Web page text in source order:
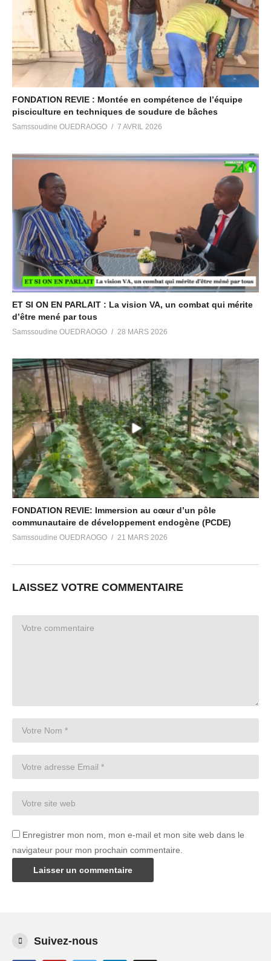
FONDATION REVIE : Montée en compétence de l’équipe
pisciculture en techniques de soudure de bâches
Samssoudine OUEDRAOGO 7 AVRIL 2026
ET SI ON EN PARLAIT : La vision VA, un combat qui mérite
d’être mené par tous
Samssoudine OUEDRAOGO 28 MARS 2026
FONDATION REVIE: Immersion au cœur d’un pôle
communautaire de développement endogène (PCDE)
Samssoudine OUEDRAOGO 21 MARS 2026
LAISSEZ VOTRE COMMENTAIRE
Enregistrer mon nom, mon e-mail et mon site web dans le
navigateur pour mon prochain commentaire.
Suivez-nous